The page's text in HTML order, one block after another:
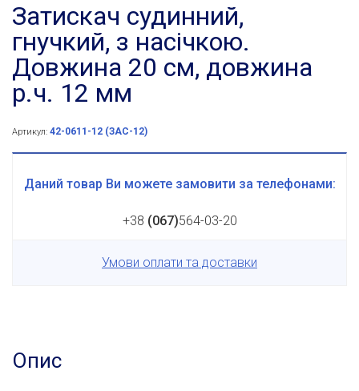
Затискач судинний,
гнучкий, з насічкою.
Довжина 20 см, довжина
р.ч. 12 мм
Артикул: 42-0611-12 (ЗАС-12)
Даний товар Ви можете замовити за телефонами:
+38 (067)564-03-20
Умови оплати та доставки
Опис